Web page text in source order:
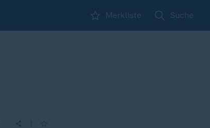
Merkliste Suche